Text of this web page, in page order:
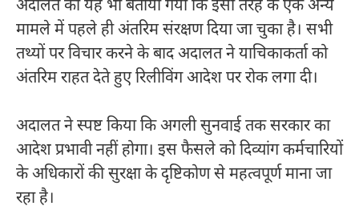
अदालत को यह भी बताया गया कि इसी तरह के एक अन्य
मामले में पहले ही अंतरिम संरक्षण दिया जा चुका है। सभी
तथ्यों पर विचार करने के बाद अदालत ने याचिकाकर्ता को
अंतरिम राहत देते हुए रिलीविंग आदेश पर रोक लगा दी।
अदालत ने स्पष्ट किया कि अगली सुनवाई तक सरकार का
आदेश प्रभावी नहीं होगा। इस फैसले को दिव्यांग कर्मचारियों
के अधिकारों की सुरक्षा के दृष्टिकोण से महत्वपूर्ण माना जा
रहा है।